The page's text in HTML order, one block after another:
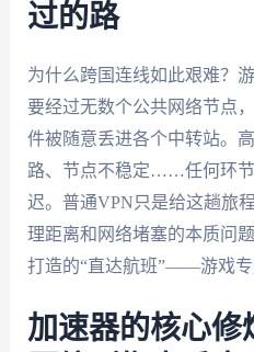
过的路
为什么跨国连线如此艰难？
要经过无数个公共网络节点
件被随意丢进各个中转站。
路、节点不稳定……任何环
迟。普通VPN只是给这趟旅
理距离和网络堵塞的本质问
打造的“直达航班”——游戏专
加速器的核心修